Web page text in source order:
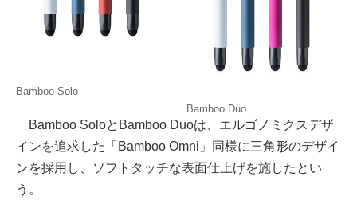
Bamboo Solo
Bamboo Duo
Bamboo SoloとBamboo Duoは、エルゴノミクスデザ
インを追求した「Bamboo Omni」同様に三角形のデザイ
ンを採用し、ソフトタッチな表面仕上げを施したとい
う。